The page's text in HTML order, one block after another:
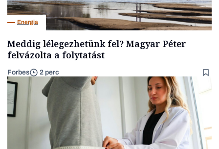
Energia
Meddig lélegezhetünk fel? Magyar Péter
felvázolta a folytatást
Forbes 2 perc